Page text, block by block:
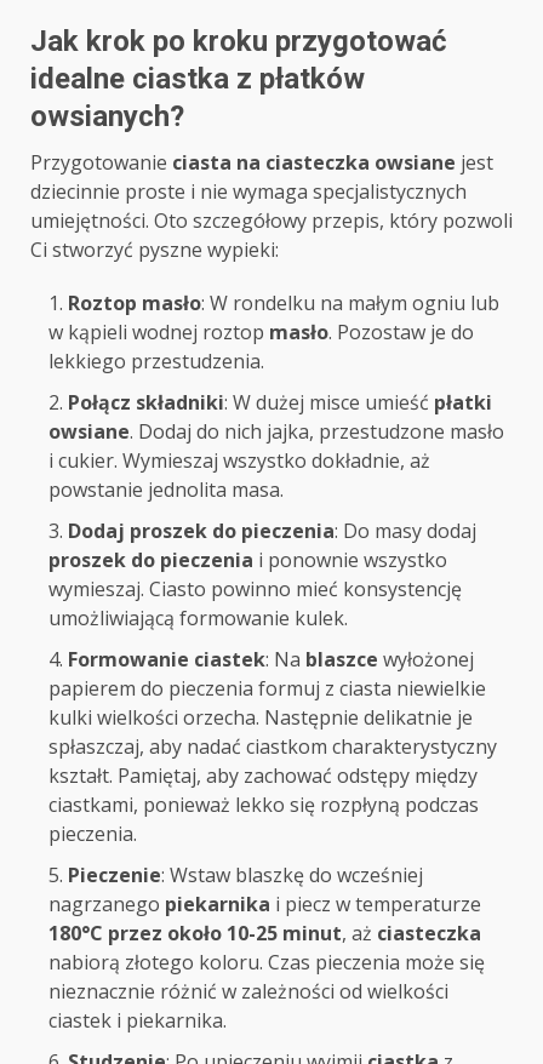
Jak krok po kroku przygotować
idealne ciastka z płatków
owsianych?
Przygotowanie ciasta na ciasteczka owsiane jest
dziecinnie proste i nie wymaga specjalistycznych
umiejętności. Oto szczegółowy przepis, który pozwoli
Ci stworzyć pyszne wypieki:
Roztop masło: W rondelku na małym ogniu lub
w kąpieli wodnej roztop masło. Pozostaw je do
lekkiego przestudzenia.
Połącz składniki: W dużej misce umieść płatki
owsiane. Dodaj do nich jajka, przestudzone masło
i cukier. Wymieszaj wszystko dokładnie, aż
powstanie jednolita masa.
Dodaj proszek do pieczenia: Do masy dodaj
proszek do pieczenia i ponownie wszystko
wymieszaj. Ciasto powinno mieć konsystencję
umożliwiającą formowanie kulek.
Formowanie ciastek: Na blaszce wyłożonej
papierem do pieczenia formuj z ciasta niewielkie
kulki wielkości orzecha. Następnie delikatnie je
spłaszczaj, aby nadać ciastkom charakterystyczny
kształt. Pamiętaj, aby zachować odstępy między
ciastkami, ponieważ lekko się rozpłyną podczas
pieczenia.
Pieczenie: Wstaw blaszkę do wcześniej
nagrzanego piekarnika i piecz w temperaturze
180°C przez około 10-25 minut, aż ciasteczka
nabiorą złotego koloru. Czas pieczenia może się
nieznacznie różnić w zależności od wielkości
ciastek i piekarnika.